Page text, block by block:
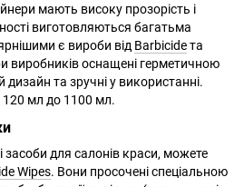
мають високу прозорість і
виготовляються багатьма
є вироби від Barbicideта
виробників оснащені герметичною
та зручні у використанні.
120 мл до 1100 мл.
засоби для салонів краси, можете
Wipes. Вони просочені спеціальною